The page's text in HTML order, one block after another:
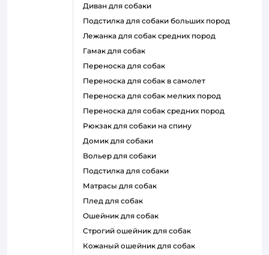
диван для собаки
подстилка для собаки больших пород
лежанка для собак средних пород
гамак для собак
переноска для собак
переноска для собак в самолет
переноска для собак мелких пород
переноска для собак средних пород
рюкзак для собаки на спину
домик для собаки
вольер для собаки
подстилка для собаки
матрасы для собак
плед для собак
ошейник для собак
строгий ошейник для собак
кожаный ошейник для собак